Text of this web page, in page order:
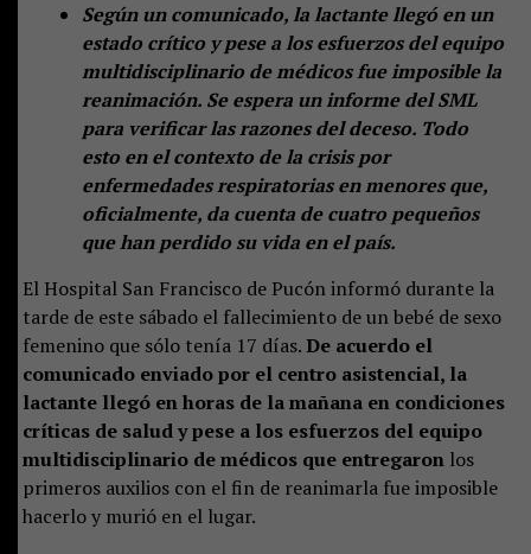
Según un comunicado, la lactante llegó en un
estado crítico y pese a los esfuerzos del equipo
multidisciplinario de médicos fue imposible la
reanimación. Se espera un informe del SML
para verificar las razones del deceso. Todo
esto en el contexto de la crisis por
enfermedades respiratorias en menores que,
oficialmente, da cuenta de cuatro pequeños
que han perdido su vida en el país.
El Hospital San Francisco de Pucón informó durante la
tarde de este sábado el fallecimiento de un bebé de sexo
femenino que sólo tenía 17 días. De acuerdo el
comunicado enviado por el centro asistencial, la
lactante llegó en horas de la mañana en condiciones
críticas de salud y pese a los esfuerzos del equipo
multidisciplinario de médicos que entregaronlos
primeros auxilios con el fin de reanimarla fue imposible
hacerlo y murió en el lugar.